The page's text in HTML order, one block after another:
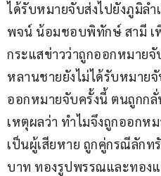
ได้รับหมายจับส่งไปยังภูมิล
พจน์ น้อมชอบพิทักษ์ สามี เ
กระแสข่าวว่าถูกออกหมาย
หลานชายยังไม่ได้รับหมาย
ออกหมายจับครั้งนี้ ตนถูกก
เหตุผลว่า ทำไมจึงถูกออกห
เป็นผู้เสียหาย ถูกคู่กรณีลักท
บาท ทองรูปพรรณและทอง